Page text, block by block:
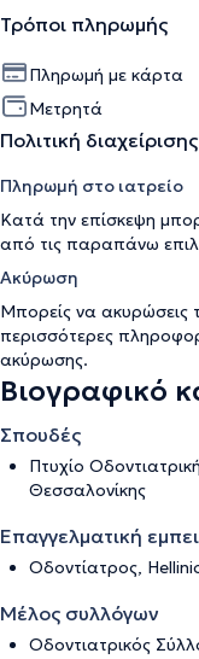
Τρόποι πληρωμής
Πληρωμή με κάρτα
Μετρητά
Πολιτική
Πληρωμή στο ιατρείο
Κατά την επίσκεψη
από τις παραπάνω
Ακύρωση
Μπορείς να ακυρώσεις
περισσότερες
ακύρωσης.
Βιογραφικό
Σπουδές
Πτυχίο
Θεσσαλονίκης
Επαγγελματική
Οδοντίατρος,
Μέλος συλλόγων
Οδοντιατρικός